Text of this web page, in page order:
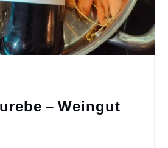
– Weingut